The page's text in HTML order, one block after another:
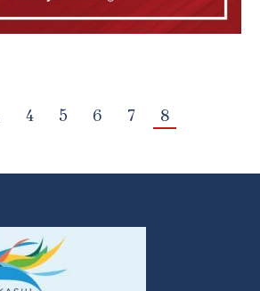
4 5 6 7 8